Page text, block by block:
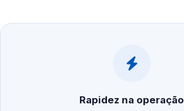
Rapidez na operação